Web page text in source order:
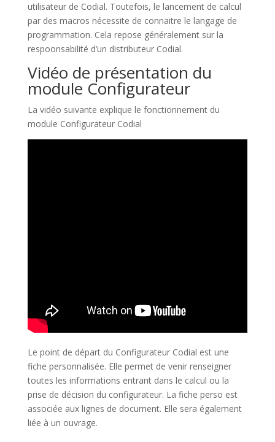
utilisateur de Codial. Toutefois, le lancement de calcul
par des macros nécessite de connaitre le langage de
programmation. Cela repose généralement sur la
respoonsabilité d’un distributeur Codial.
Vidéo de présentation du
module Configurateur
La vidéo suivante explique le fonctionnement du
module Configurateur Codial
Le point de départ du Configurateur Codial est une
fiche personnalisée. Elle permet de venir renseigner
toutes les informations entrant dans le calcul ou la
prise de décision du configurateur. La fiche perso est
associée aux lignes de document. Elle sera également
liée à un ouvrage.